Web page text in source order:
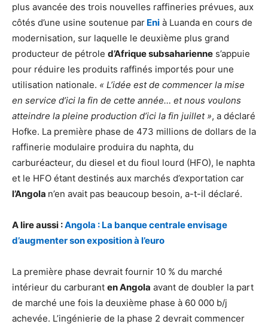
plus avancée des trois nouvelles raffineries prévues, aux
côtés d’une usine soutenue par Eni à Luanda en cours de
modernisation, sur laquelle le deuxième plus grand
producteur de pétrole d’Afrique subsaharienne s’appuie
pour réduire les produits raffinés importés pour une
utilisation nationale. « L’idée est de commencer la mise
en service d’ici la fin de cette année… et nous voulons
atteindre la pleine production d’ici la fin juillet », a déclaré
Hofke. La première phase de 473 millions de dollars de la
raffinerie modulaire produira du naphta, du
carburéacteur, du diesel et du fioul lourd (HFO), le naphta
et le HFO étant destinés aux marchés d’exportation car
l’Angola n’en avait pas beaucoup besoin, a-t-il déclaré.
A lire aussi :Angola : La banque centrale envisage
d’augmenter son exposition à l’euro
La première phase devrait fournir 10 % du marché
intérieur du carburant en Angola avant de doubler la part
de marché une fois la deuxième phase à 60 000 b/j
achevée. L’ingénierie de la phase 2 devrait commencer